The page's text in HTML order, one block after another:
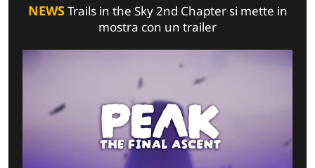
NEWSTrails in the Sky 2nd Chapter si mette in
mostra con un trailer